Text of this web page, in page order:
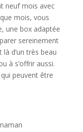
neuf mois avec
mois, vous
une box adaptée
sereinement
là d’un très beau
à s’offrir aussi.
peuvent être